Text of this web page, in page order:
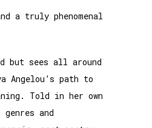
truly phenomenal
but sees all around
Angelou’s path to
Told in her own
and